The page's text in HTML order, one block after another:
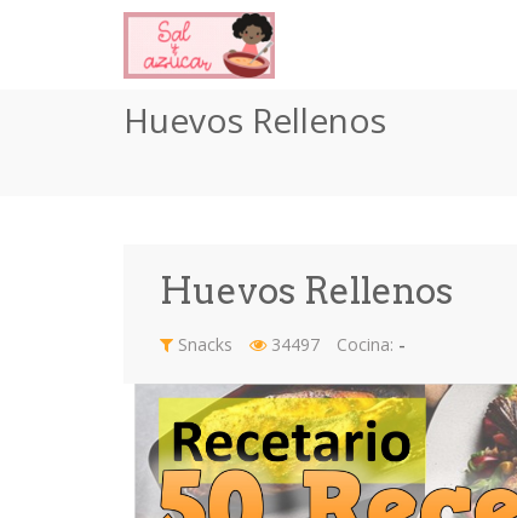
Huevos Rellenos
Huevos Rellenos
Snacks 34497 Cocina: -